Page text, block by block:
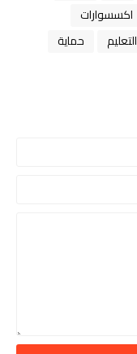
اكسسوارات
التعليم
حماية